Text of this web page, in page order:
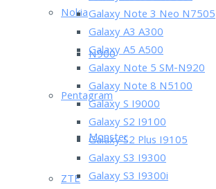
Nokia
N900
Pentagram
Monster
ZTE
Galaxy Note 3 Neo N7505
Galaxy A3 A300
Galaxy A5 A500
Galaxy Note 5 SM-N920
Galaxy Note 8 N5100
Galaxy S I9000
Galaxy S2 I9100
Galaxy S2 Plus I9105
Galaxy S3 I9300
Galaxy S3 I9300i